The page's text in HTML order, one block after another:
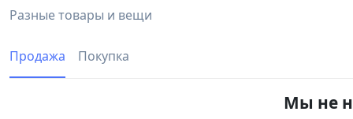
Разные товары и вещи
Продажа Покупка
Мы не